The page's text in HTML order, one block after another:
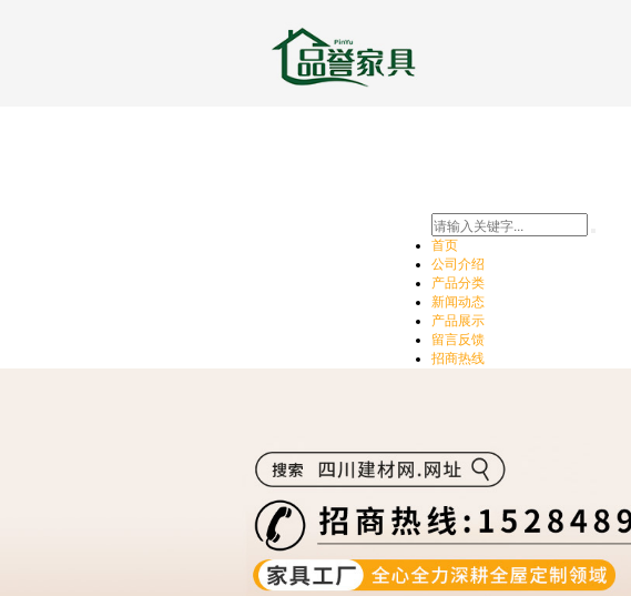
首页
公司介绍
产品分类
新闻动态
产品展示
留言反馈
招商热线